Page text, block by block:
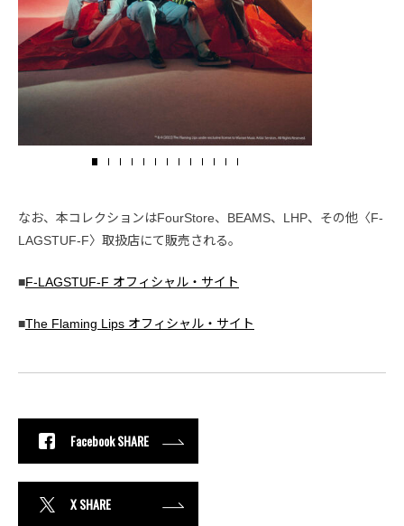
なお、本コレクションはFourStore、BEAMS、LHP、その他〈F-
LAGSTUF-F〉取扱店にて販売される。
■F-LAGSTUF-F オフィシャル・サイト
■The Flaming Lips オフィシャル・サイト
Facebook SHARE
X SHARE